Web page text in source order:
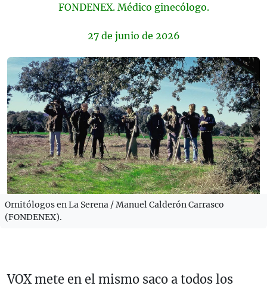
FONDENEX. Médico ginecólogo.
27 de junio de 2026
Ornitólogos en La Serena / Manuel Calderón Carrasco
(FONDENEX).
VOX mete en el mismo saco a todos los